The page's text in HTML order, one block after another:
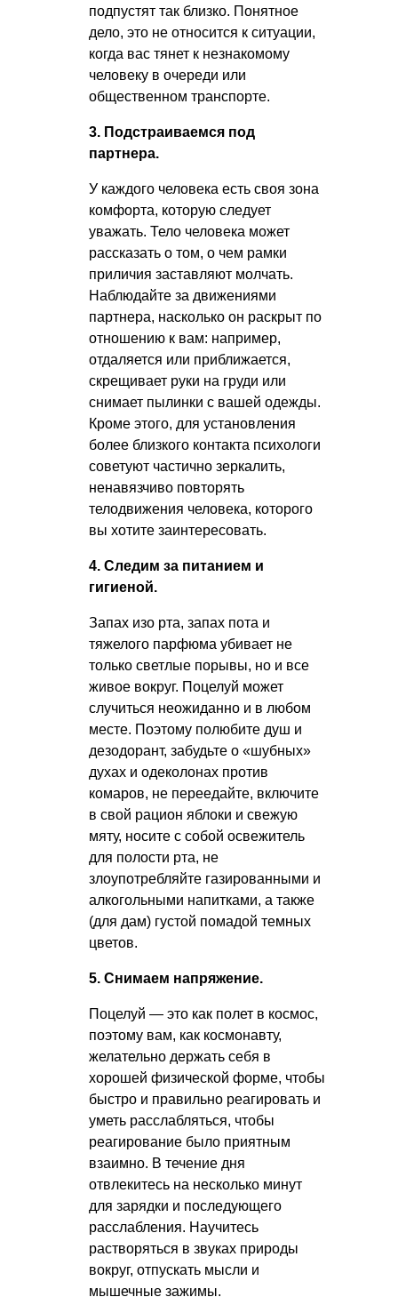
подпустят так близко. Понятное
дело, это не относится к ситуации,
когда вас тянет к незнакомому
человеку в очереди или
общественном транспорте.
3. Подстраиваемся под
партнера.
У каждого человека есть своя зона
комфорта, которую следует
уважать. Тело человека может
рассказать о том, о чем рамки
приличия заставляют молчать.
Наблюдайте за движениями
партнера, насколько он раскрыт по
отношению к вам: например,
отдаляется или приближается,
скрещивает руки на груди или
снимает пылинки с вашей одежды.
Кроме этого, для установления
более близкого контакта психологи
советуют частично зеркалить,
ненавязчиво повторять
телодвижения человека, которого
вы хотите заинтересовать.
4. Следим за питанием и
гигиеной.
Запах изо рта, запах пота и
тяжелого парфюма убивает не
только светлые порывы, но и все
живое вокруг. Поцелуй может
случиться неожиданно и в любом
месте. Поэтому полюбите душ и
дезодорант, забудьте о «шубных»
духах и одеколонах против
комаров, не переедайте, включите
в свой рацион яблоки и свежую
мяту, носите с собой освежитель
для полости рта, не
злоупотребляйте газированными и
алкогольными напитками, а также
(для дам) густой помадой темных
цветов.
5. Снимаем напряжение.
Поцелуй — это как полет в космос,
поэтому вам, как космонавту,
желательно держать себя в
хорошей физической форме, чтобы
быстро и правильно реагировать и
уметь расслабляться, чтобы
реагирование было приятным
взаимно. В течение дня
отвлекитесь на несколько минут
для зарядки и последующего
расслабления. Научитесь
растворяться в звуках природы
вокруг, отпускать мысли и
мышечные зажимы.